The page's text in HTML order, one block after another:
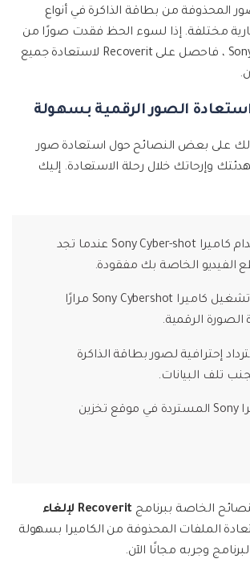
المحذوفة من بطاقة الذاكرة في أنواع
مختلفة. إذا لسوء الحظ فقدت صورًا من
كاميرا Sony Cyber-shot ، فاحصل على Recoverit لاستعادة جميع
على بعض النصائح حول استعادة صور
وإرحاتك خلال رحلة الاستعادة. إليك
توقف عن استخدام كاميرا Sony Cyber-shot عندما تجد
الفيديو الخاصة بك مفقودة.
توقف عن إعادة تشغيل كاميرا Sony Cybershot مرارًا
الصورة الرقمية.
إحترافية لصور بطاقة الذاكرة
تلف البيانات.
احفظ صور كاميرا Sony المستردة في موقع تخزين
الخاصة ببرنامج
Recoverit لإلغاء
الملفات المحذوفة من الكاميرا بسهولة
وجربه مجانًا الآن.